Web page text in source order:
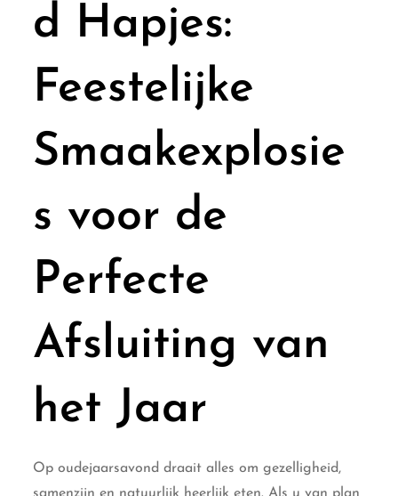
d Hapjes:
Feestelijke
Smaakexplosie
s voor de
Perfecte
Afsluiting van
het Jaar
Op oudejaarsavond draait alles om gezelligheid,